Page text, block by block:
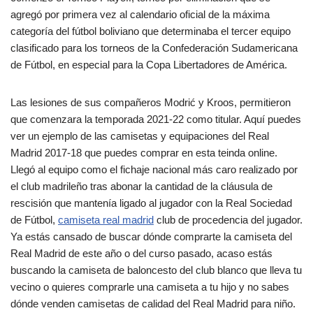
agregó por primera vez al calendario oficial de la máxima
categoría del fútbol boliviano que determinaba el tercer equipo
clasificado para los torneos de la Confederación Sudamericana
de Fútbol, en especial para la Copa Libertadores de América.
Las lesiones de sus compañeros Modrić y Kroos, permitieron
que comenzara la temporada 2021-22 como titular. Aquí puedes
ver un ejemplo de las camisetas y equipaciones del Real
Madrid 2017-18 que puedes comprar en esta teinda online.
Llegó al equipo como el fichaje nacional más caro realizado por
el club madrileño tras abonar la cantidad de la cláusula de
rescisión que mantenía ligado al jugador con la Real Sociedad
de Fútbol, camiseta real madrid club de procedencia del jugador.
Ya estás cansado de buscar dónde comprarte la camiseta del
Real Madrid de este año o del curso pasado, acaso estás
buscando la camiseta de baloncesto del club blanco que lleva tu
vecino o quieres comprarle una camiseta a tu hijo y no sabes
dónde venden camisetas de calidad del Real Madrid para niño.